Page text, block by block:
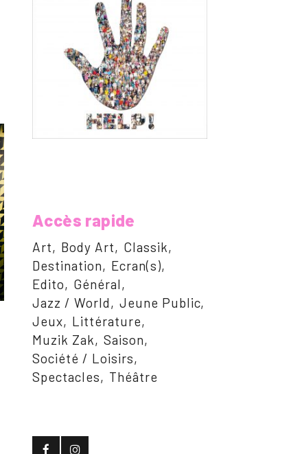
Accès rapide
Art Body Art
Classik
Destination
Ecran(s)
Edito
Général
Jazz / World
Jeune Public
Jeux
Littérature
Muzik Zak
Saison
Société / Loisirs
Spectacles
Théâtre